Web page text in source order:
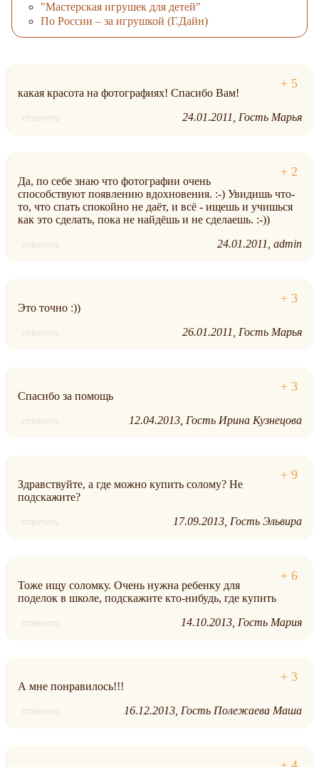
"Мастерская игрушек для детей"
По России – за игрушкой (Г.Дайн)
какая красота на фотографиях! Спасибо Вам!
ответить 24.01.2011 Гость Марья
Да, по себе знаю что фотографии очень
способствуют появлению вдохновения. :-) Увидишь что-
то, что спать спокойно не даёт, и всё - ищешь и учишься
как это сделать, пока не найдёшь и не сделаешь. :-))
ответить 24.01.2011 admin
Это точно :))
ответить 26.01.2011 Гость Марья
Спасибо за помощь
ответить 12.04.2013 Гость Ирина Кузнецова
Здравствуйте, а где можно купить солому? Не
подскажите?
ответить 17.09.2013 Гость Эльвира
Тоже ищу соломку. Очень нужна ребенку для
поделок в школе, подскажите кто-нибудь, где купить
ответить 14.10.2013 Гость Мария
А мне понравилось!!!
ответить 16.12.2013 Гость Полежаева Маша